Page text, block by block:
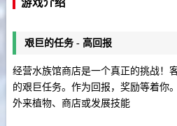
艰巨的任务 - 高回报
经营水族馆商店是一个真正的挑战！
的艰巨任务。作为回报，奖励等着你
外来植物、商店或发展技能